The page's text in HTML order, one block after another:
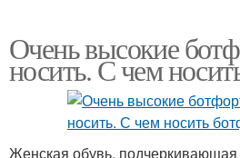
Очень высокие
носить. С чем
Женская обувь, подчеркивающая